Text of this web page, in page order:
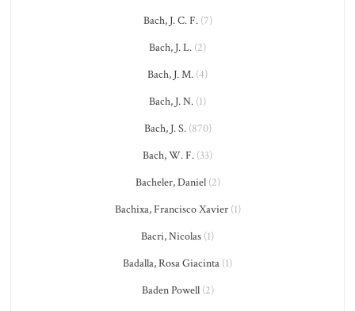
Bach, J. C. F.(7)
Bach, J. L. (2)
Bach, J. M. (4)
Bach, J. N. (1)
Bach, J. S.(870)
Bach, W. F. (33)
Bacheler, Daniel(2)
Bachixa, Francisco Xavier(1)
Bacri, Nicolas (1)
Badalla, Rosa Giacinta (1)
Baden Powell(2)